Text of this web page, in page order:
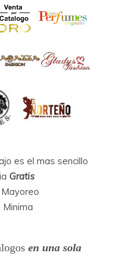
es el mas sencillo
Gratis
en una sola